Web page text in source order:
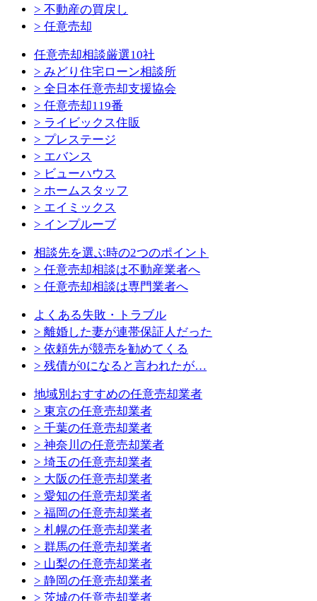
> 不動産の買戻し
> 任意売却
任意売却相談厳選10社
> みどり住宅ローン相談所
> 全日本任意売却支援協会
> 任意売却119番
> ライビックス住販
> プレステージ
> エバンス
> ビューハウス
> ホームスタッフ
> エイミックス
> インプルーブ
相談先を選ぶ時の2つのポイント
> 任意売却相談は不動産業者へ
> 任意売却相談は専門業者へ
よくある失敗・トラブル
> 離婚した妻が連帯保証人だった
> 依頼先が競売を勧めてくる
> 残債が0になると言われたが…
地域別おすすめの任意売却業者
> 東京の任意売却業者
> 千葉の任意売却業者
> 神奈川の任意売却業者
> 埼玉の任意売却業者
> 大阪の任意売却業者
> 愛知の任意売却業者
> 福岡の任意売却業者
> 札幌の任意売却業者
> 群馬の任意売却業者
> 山梨の任意売却業者
> 静岡の任意売却業者
> 茨城の任意売却業者